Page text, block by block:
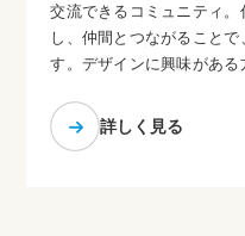
交流できるコミュニティ
し、仲間とつながること
す。デザインに興味があ
詳しく見る